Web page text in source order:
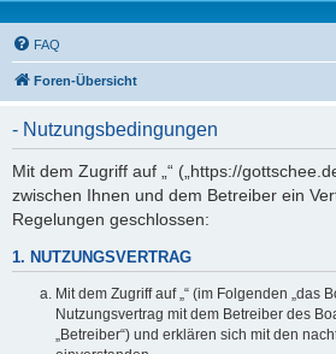
FAQ
Foren-Übersicht
- Nutzungsbedingungen
Mit dem Zugriff auf „“ („https://
zwischen Ihnen und dem Betreiber ein
Regelungen geschlossen:
1. NUTZUNGSVERTRAG
Mit dem Zugriff auf „“ (im Folgenden „das
Nutzungsvertrag mit dem Betreiber des
„Betreiber“) und erklären sich mit den